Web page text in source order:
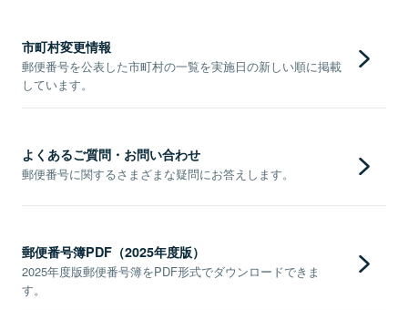
市町村変更情報
郵便番号を公表した市町村の一覧を実施日の新しい順に掲載
しています。
よくあるご質問・お問い合わせ
郵便番号に関するさまざまな疑問にお答えします。
郵便番号簿PDF（2025年度版）
2025年度版郵便番号簿をPDF形式でダウンロードできま
す。